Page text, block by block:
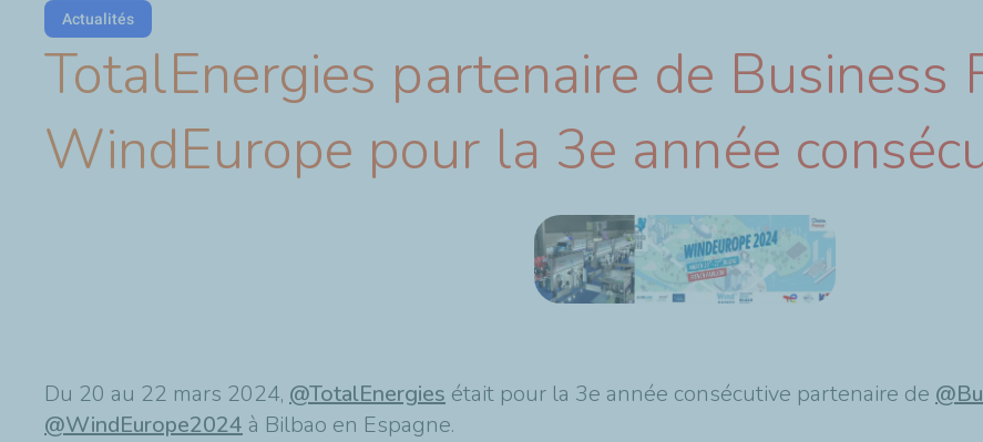
Actualités
TotalEnergies partenaire de Business
WindEurope pour la 3e année
Du 20 au 22 mars 2024, @TotalEnergies était pour la 3e année consécutive partenaire de
@WindEurope2024 à Bilbao en Espagne.